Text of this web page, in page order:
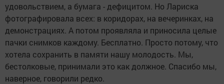
удовольствием, а бумага - дефицитом. Но Лариска
фотографировала всех: в коридорах, на вечеринках, на
демонстрациях. А потом проявляла и приносила целые
пачки снимков каждому. Бесплатно. Просто потому, что
хотела сохранить в памяти нашу молодость. Мы,
бестолковые, принимали это как должное. Спасибо мы,
наверное, говорили редко.